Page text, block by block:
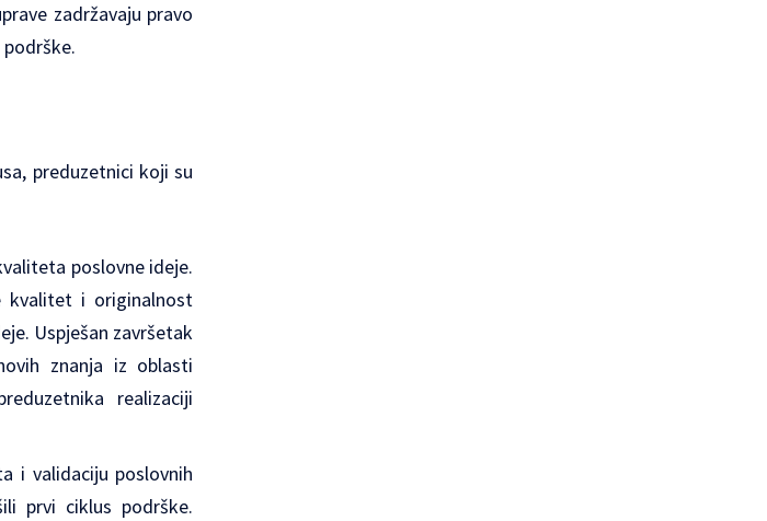
zadržavaju pravo
preduzetnici koji su
poslovne ideje.
kvalitet i originalnost
Uspješan završetak
znanja iz oblasti
realizaciji
i validaciju poslovnih
prvi ciklus podrške.